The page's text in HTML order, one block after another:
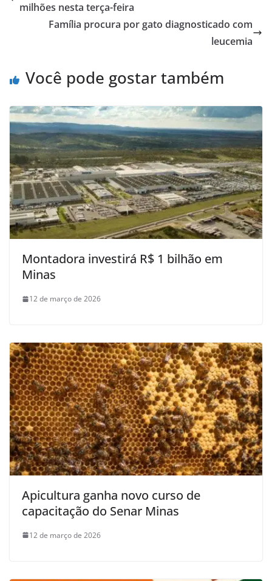
milhões nesta terça-feira
Família procura por gato diagnosticado com
leucemia
Você pode gostar também
Montadora investirá R$ 1 bilhão em
Minas
12 de março de 2026
Apicultura ganha novo curso de
capacitação do Senar Minas
12 de março de 2026